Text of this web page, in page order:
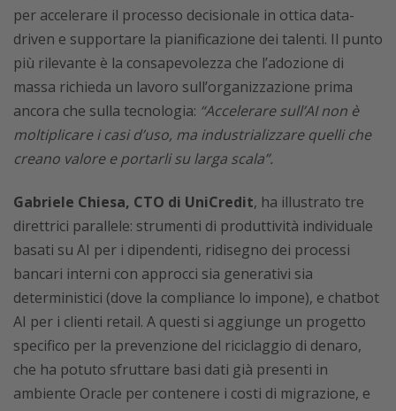
per accelerare il processo decisionale in ottica data-
driven e supportare la pianificazione dei talenti. Il punto
più rilevante è la consapevolezza che l’adozione di
massa richieda un lavoro sull’organizzazione prima
ancora che sulla tecnologia: “Accelerare sull’AI non è
moltiplicare i casi d’uso, ma industrializzare quelli che
creano valore e portarli su larga scala”.
Gabriele Chiesa, CTO di UniCredit, ha illustrato tre
direttrici parallele: strumenti di produttività individuale
basati su AI per i dipendenti, ridisegno dei processi
bancari interni con approcci sia generativi sia
deterministici (dove la compliance lo impone), e chatbot
AI per i clienti retail. A questi si aggiunge un progetto
specifico per la prevenzione del riciclaggio di denaro,
che ha potuto sfruttare basi dati già presenti in
ambiente Oracle per contenere i costi di migrazione, e